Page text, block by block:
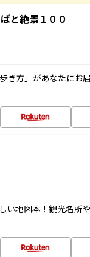
と絶景１００
き方」があなたにお
い地図本！観光名所